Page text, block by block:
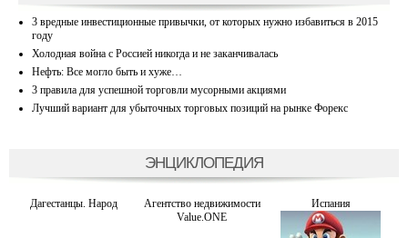
3 вредные инвестиционные привычки, от которых нужно избавиться в 2015
году
Холодная война с Россией никогда и не заканчивалась
Нефть: Все могло быть и хуже…
3 правила для успешной торговли мусорными акциями
Лучший вариант для убыточных торговых позиций на рынке Форекс
ЭНЦИКЛОПЕДИЯ
Дагестанцы. Народ
Агентство недвижимости
Value.ONE
Испания